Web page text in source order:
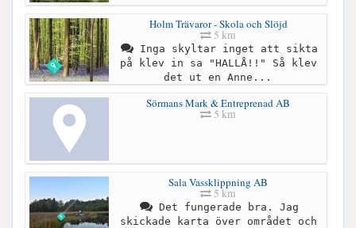
Holm Trävaror - Skola och Slöjd
5 km
Inga skyltar inget att sikta
på klev in sa "HALLÅ!!" Så klev
det ut en Anne...
Sörmans Mark & Entreprenad AB
5 km
Sala Vassklippning AB
5 km
Det fungerade bra. Jag
skickade karta över området och